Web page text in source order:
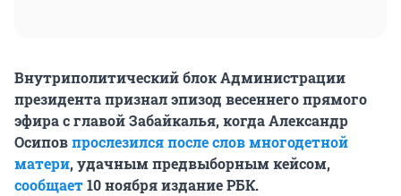
Внутриполитический блок Администрации
президента признал эпизод весеннего прямого
эфира с главой Забайкалья, когда Александр
Осиповпрослезился после слов многодетной
матери, удачным предвыборным кейсом,
сообщает10 ноября издание РБК.